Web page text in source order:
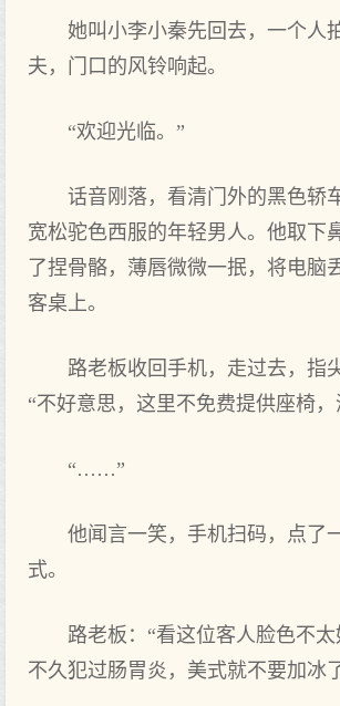
她叫小李小秦先回去，一个人
夫，门口的风铃响起。
“欢迎光临。”
话音刚落，看清门外的黑色轿
宽松驼色西服的年轻男人。他取下
了捏骨骼，薄唇微微一抿，将电脑
客桌上。
路老板收回手机，走过去，指
“不好意思，这里不免费提供座椅
“……”
他闻言一笑，手机扫码，点了
式。
路老板：“看这位客人脸色不
不久犯过肠胃炎，美式就不要加冰